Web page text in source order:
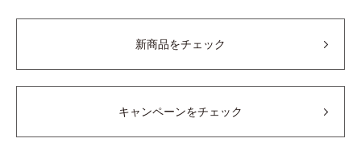
新商品をチェック
キャンペーンをチェック